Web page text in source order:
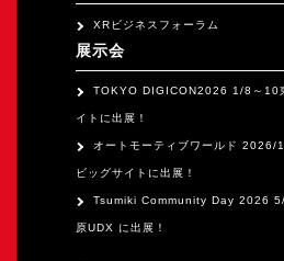
XRビジネスフォーラム
展示会
TOKYO DIGICON2026 1/8～10
イトに出展！
オートモーティブワールド 2026/
ビッグサイトに出展！
Tsumiki Community Day 2026
原UDX に出展！